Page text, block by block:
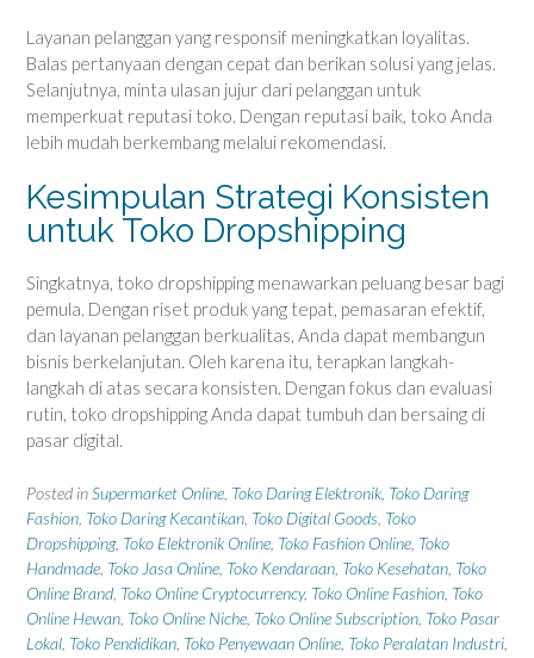
Layanan pelanggan yang responsif meningkatkan loyalitas.
Balas pertanyaan dengan cepat dan berikan solusi yang jelas.
Selanjutnya, minta ulasan jujur dari pelanggan untuk
memperkuat reputasi toko. Dengan reputasi baik, toko Anda
lebih mudah berkembang melalui rekomendasi.
Kesimpulan Strategi Konsisten
untuk Toko Dropshipping
Singkatnya, toko dropshipping menawarkan peluang besar bagi
pemula. Dengan riset produk yang tepat, pemasaran efektif,
dan layanan pelanggan berkualitas, Anda dapat membangun
bisnis berkelanjutan. Oleh karena itu, terapkan langkah-
langkah di atas secara konsisten. Dengan fokus dan evaluasi
rutin, toko dropshipping Anda dapat tumbuh dan bersaing di
pasar digital.
Posted inSupermarket Online Toko Daring Elektronik Toko Daring
Fashion Toko Daring Kecantikan Toko Digital Goods Toko
Dropshipping, Toko Elektronik Online Toko Fashion Online Toko
Handmade Toko Jasa Online Toko Kendaraan Toko Kesehatan Toko
Online Brand Toko Online Cryptocurrency, Toko Online Fashion Toko
Online Hewan Toko Online Niche Toko Online Subscription Toko Pasar
Lokal Toko Pendidikan Toko Penyewaan Online Toko Peralatan Industri